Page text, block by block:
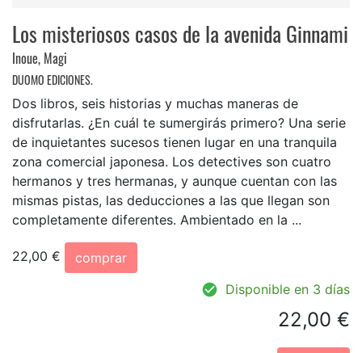
Los misteriosos casos de la avenida Ginnami
Inoue, Magi
DUOMO EDICIONES.
Dos libros, seis historias y muchas maneras de
disfrutarlas. ¿En cuál te sumergirás primero? Una serie
de inquietantes sucesos tienen lugar en una tranquila
zona comercial japonesa. Los de­tectives son cuatro
hermanos y tres hermanas, y aunque cuentan con las
mismas pistas, las deduc­ciones a las que llegan son
completamente dife­rentes. Ambientado en la ...
22,00 €
comprar
Disponible en 3 días
22,00 €